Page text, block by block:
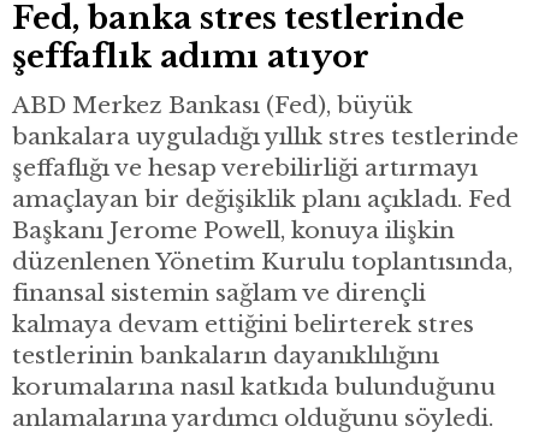
Fed, banka stres testlerinde
şeffaflık adımı atıyor
ABD Merkez Bankası (Fed), büyük
bankalara uyguladığı yıllık stres testlerinde
şeffaflığı ve hesap verebilirliği artırmayı
amaçlayan bir değişiklik planı açıkladı. Fed
Başkanı Jerome Powell, konuya ilişkin
düzenlenen Yönetim Kurulu toplantısında,
finansal sistemin sağlam ve dirençli
kalmaya devam ettiğini belirterek stres
testlerinin bankaların dayanıklılığını
korumalarına nasıl katkıda bulunduğunu
anlamalarına yardımcı olduğunu söyledi.